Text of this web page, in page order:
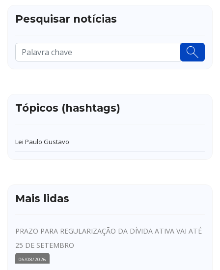
Pesquisar notícias
Pesquisar
Tópicos (hashtags)
Lei Paulo Gustavo
Mais lidas
PRAZO PARA REGULARIZAÇÃO DA DÍVIDA ATIVA VAI ATÉ
25 DE SETEMBRO
06/08/2026